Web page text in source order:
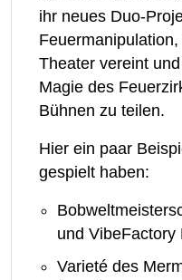
ihr neues Duo-
Theater vereint
Magie des
Bühnen zu teilen.
Hier ein paar
gespielt haben:
und VibeFactory
Varieté des